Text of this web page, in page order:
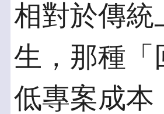
相對於傳統
生，那種「
低專案成本